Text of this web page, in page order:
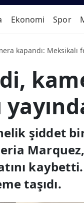
Ekonomi Spor
kapandı: Meksikalı
şiddet
Marquez,
taşıdı.